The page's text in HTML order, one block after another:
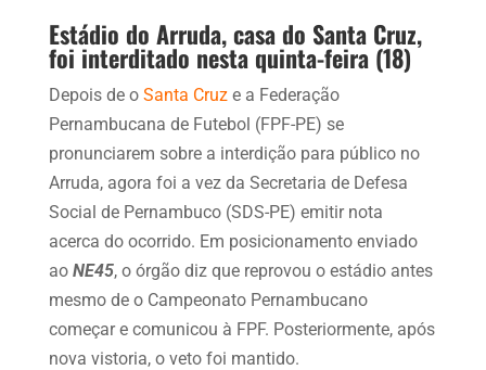
Estádio do Arruda, casa do Santa Cruz,
foi interditado nesta quinta-feira (18)
Depois de o Santa Cruze a Federação
Pernambucana de Futebol (FPF-PE) se
pronunciarem sobre a interdição para público no
Arruda, agora foi a vez da Secretaria de Defesa
Social de Pernambuco (SDS-PE) emitir nota
acerca do ocorrido. Em posicionamento enviado
ao NE45, o órgão diz que reprovou o estádio antes
mesmo de o Campeonato Pernambucano
começar e comunicou à FPF. Posteriormente, após
nova vistoria, o veto foi mantido.